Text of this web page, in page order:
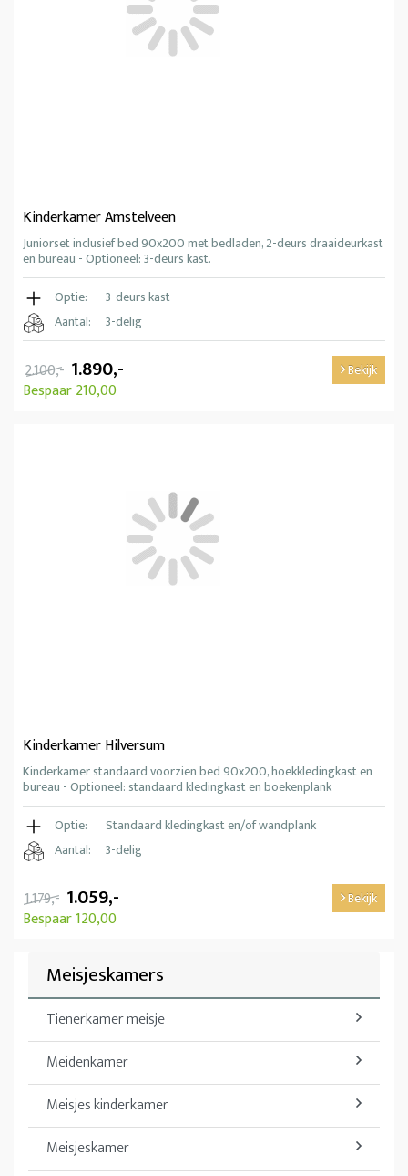
Kinderkamer Amstelveen
Juniorset inclusief bed 90x200 met bedladen, 2-deurs draaideurkast
en bureau - Optioneel: 3-deurs kast.
Optie:
3-deurs kast
Aantal:
3-delig
2.100,- 1.890,-
Bespaar 210,00
Bekijk
Kinderkamer Hilversum
Kinderkamer standaard voorzien bed 90x200, hoekkledingkast en
bureau - Optioneel: standaard kledingkast en boekenplank
Optie:
Standaard kledingkast en/of wandplank
Aantal:
3-delig
1.179,- 1.059,-
Bespaar 120,00
Bekijk
Meisjeskamers
Tienerkamer meisje
Meidenkamer
Meisjes kinderkamer
Meisjeskamer